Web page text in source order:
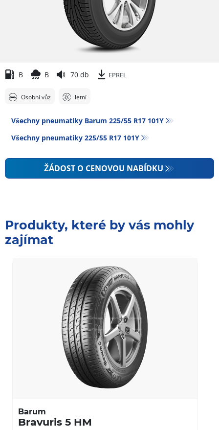
B B 70 db EPREL
Osobní vůz letní
Všechny pneumatiky Barum 225/55 R17 101Y
Všechny pneumatiky‎ 225/55 R17 101Y
ŽÁDOST O CENOVOU NABÍDKU
Produkty, které by vás mohly
zajímat
Barum
Bravuris 5 HM